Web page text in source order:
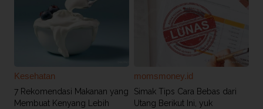
Kesehatan
7 Rekomendasi Makanan yang
Membuat Kenyang Lebih
momsmoney.id
Simak Tips Cara Bebas dari
Utang Berikut Ini, yuk